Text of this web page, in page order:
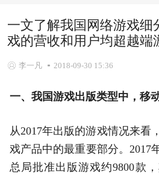
一文了解我国网络游戏细
戏的营收和用户均超越端
李一凡 2018-09-30 15:36
一、我国游戏出版类型中，移
从2017年出版的游戏情况来看
戏产品中的最重要部分。2017
总局批准出版游戏约9800款